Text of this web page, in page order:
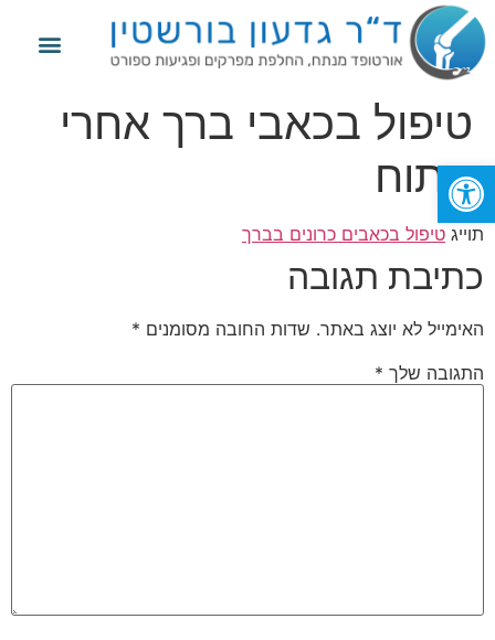
פתח סרגל נגישות
טיפול בכאבי ברך אחרי
ניתוח
תוייג טיפול בכאבים כרונים בברך
כתיבת תגובה
האימייל לא יוצג באתר. שדות החובה מסומנים *
התגובה שלך *